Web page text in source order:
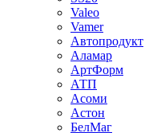
Valeo
Vamer
Автопродукт
Аламар
АртФорм
АТП
Асоми
Астон
БелМаг